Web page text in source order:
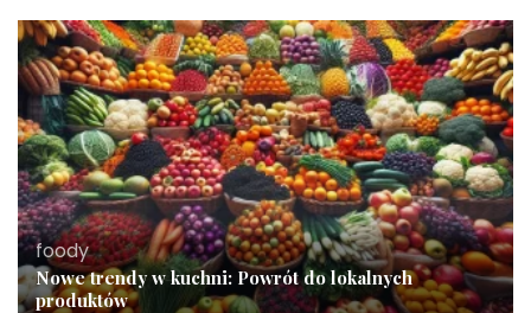
foody
Nowe trendy w kuchni: Powrót do lokalnych
produktów